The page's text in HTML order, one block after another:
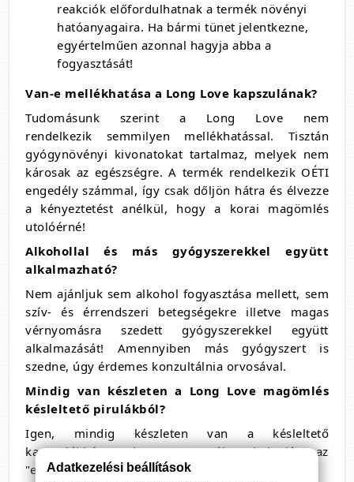
reakciók előfordulhatnak a termék növényi
hatóanyagaira. Ha bármi tünet jelentkezne,
egyértelműen azonnal hagyja abba a
fogyasztását!
Van-e mellékhatása a Long Love kapszulának?
Tudomásunk szerint a Long Love nem
rendelkezik semmilyen mellékhatással. Tisztán
gyógynövényi kivonatokat tartalmaz, melyek nem
károsak az egészségre. A termék rendelkezik OÉTI
engedély számmal, így csak dőljön hátra és élvezze
a kényeztetést anélkül, hogy a korai magömlés
utolóérné!
Alkohollal és más gyógyszerekkel együtt
alkalmazható?
Nem ajánljuk sem alkohol fogyasztása mellett, sem
szív- és érrendszeri betegségekre illetve magas
vérnyomásra szedett gyógyszerekkel együtt
alkalmazását! Amennyiben más gyógyszert is
szedne, úgy érdemes konzultálnia orvosával.
Mindig van készleten a Long Love magömlés
késleltető pirulákból?
Igen, mindig készleten van a késleltető
kapszulákbó, melyet a termék adatlapján az
"elérhetőség" felirat mögött láthat.
Adatkezelési beállítások